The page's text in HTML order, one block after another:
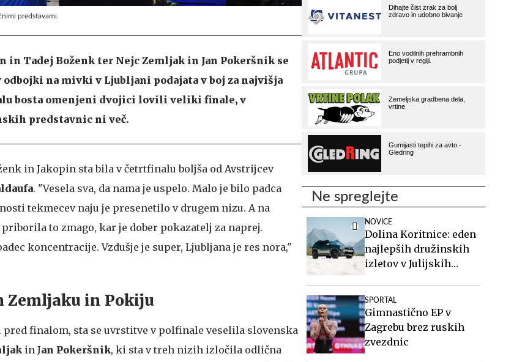
predstavami.
in Tadej Boženk ter Nejc Zemljak in Jan Pokeršnik se
na mivki v Ljubljani podajata v boj za najvišja
bosta omenjeni dvojici lovili veliki finale, v
predstavnic ni več.
in Jakopin sta bila v četrtfinalu boljša od Avstrijcev
. "Vesela sva, da nama je uspelo. Malo je bilo padca
tekmecev naju je presenetilo v drugem nizu. A na
to zmago, kar je dober pokazatelj za naprej.
koncentracije. Vzdušje je super, Ljubljana je res nora,"
Zemljaku in Pokiju
finalom, sta se uvrstitve v polfinale veselila slovenska
in Jan Pokeršnik, ki sta v treh nizih izločila odlična
Ne spreglejte
NOVICE
Dolina Koritnice: eden
najlepših družinskih
izletov v Julijskih
SPORTAL
Gimnastično EP v
Zagrebu brez ruskih
zvezdnic